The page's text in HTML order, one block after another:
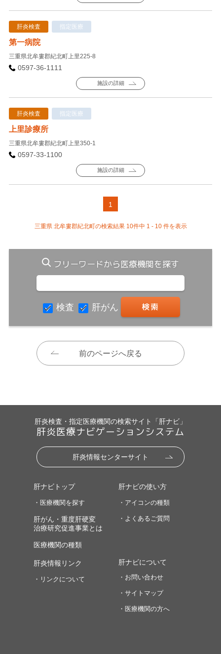
肝炎検査 指定医療
第一病院
三重県北牟婁郡紀北町上里225-8
0597-36-1111
施設の詳細
肝炎検査 指定医療
上里診療所
三重県北牟婁郡紀北町上里350-1
0597-33-1100
施設の詳細
1
三重県 北牟婁郡紀北町の検索結果 10件中 1 - 10 件を表示
フリーワードから医療機関を探す
検査 肝がん
前のページへ戻る
肝炎検査・指定医療機関の検索サイト「肝ナビ」
肝炎医療ナビゲーションシステム
肝炎情報センターサイト
肝ナビトップ
・医療機関を探す
肝がん・重度肝硬変
治療研究促進事業とは
医療機関の種類
肝ナビの使い方
・アイコンの種類
・よくあるご質問
肝炎情報リンク
・リンクについて
肝ナビについて
・お問い合わせ
・サイトマップ
・医療機関の方へ